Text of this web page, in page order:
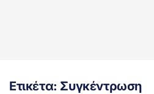
Ετικέτα: Συγκέντρωση